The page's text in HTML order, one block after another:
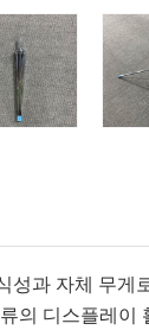
성과 자체 무게
의 디스플레